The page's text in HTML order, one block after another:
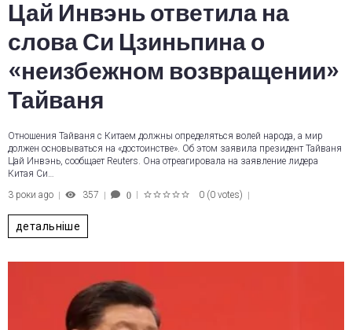
Цай Инвэнь ответила на
слова Си Цзиньпина о
«неизбежном возвращении»
Тайваня
Отношения Тайваня с Китаем должны определяться волей народа, а мир
должен основываться на «достоинстве». Об этом заявила президент Тайваня
Цай Инвэнь, сообщает Reuters. Она отреагировала на заявление лидера
Китая Си…
3 роки ago
357 0 0 (0 votes)
детальніше